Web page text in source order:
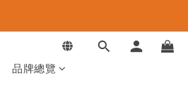
品牌總覽
立即購買